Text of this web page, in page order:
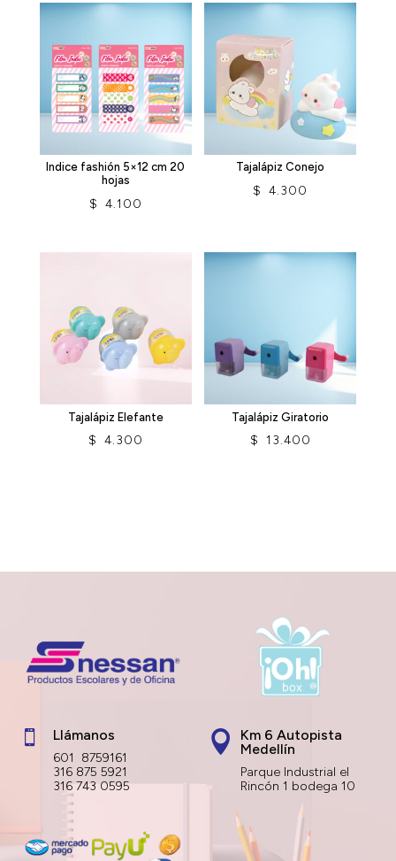
Indice fashión 5×12 cm 20
hojas
$ 4.100
Tajalápiz Conejo
$ 4.300
Tajalápiz Elefante
$ 4.300
Tajalápiz Giratorio
$ 13.400
 Llámanos
601 8759161
316 875 5921
316 743 0595

Km 6 Autopista
Medellín
Parque Industrial el
Rincón 1 bodega 10